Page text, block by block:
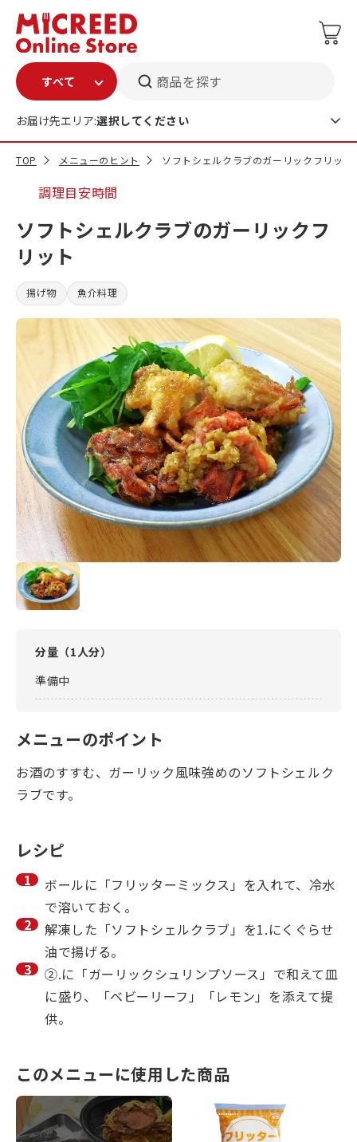
商品を探す
お届け先エリア:選択してください
TOP メニューのヒント ソフトシェルクラブのガーリックフリット
調理目安時間
ソフトシェルクラブのガーリックフ
リット
揚げ物 魚介料理
分量（1人分）
準備中
メニューのポイント
お酒のすすむ、ガーリック風味強めのソフトシェルク
ラブです。
レシピ
ボールに「フリッターミックス」を入れて、冷水
で溶いておく。
解凍した「ソフトシェルクラブ」を1.にくぐらせ
油で揚げる。
②.に「ガーリックシュリンプソース」で和えて皿
に盛り、「ベビーリーフ」「レモン」を添えて提
供。
このメニューに使用した商品